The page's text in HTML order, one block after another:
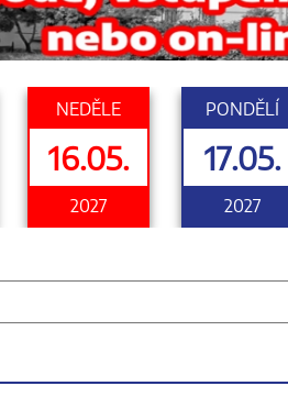
NEDĚLE
16.05.
2027
PONDĚLÍ
17.05.
2027